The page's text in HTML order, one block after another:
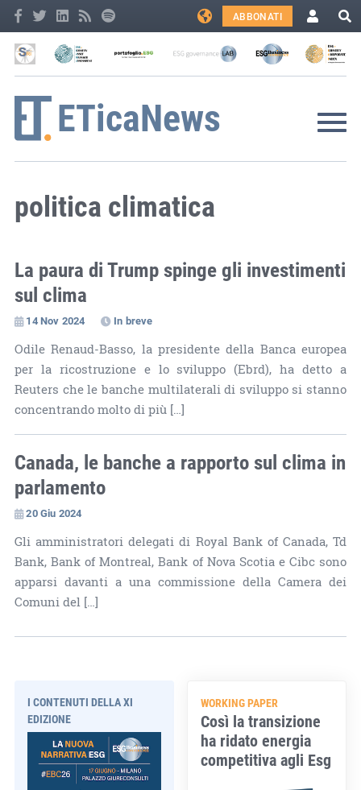
ABBONATI
politica climatica
La paura di Trump spinge gli investimenti
sul clima
14 Nov 2024 In breve
Odile Renaud-Basso, la presidente della Banca europea
per la ricostruzione e lo sviluppo (Ebrd), ha detto a
Reuters che le banche multilaterali di sviluppo si stanno
concentrando molto di più […]
Canada, le banche a rapporto sul clima in
parlamento
20 Giu 2024
Gli amministratori delegati di Royal Bank of Canada, Td
Bank, Bank of Montreal, Bank of Nova Scotia e Cibc sono
apparsi davanti a una commissione della Camera dei
Comuni del […]
I CONTENUTI DELLA XI
EDIZIONE
WORKING PAPER
Così la transizione
ha ridato energia
competitiva agli Esg